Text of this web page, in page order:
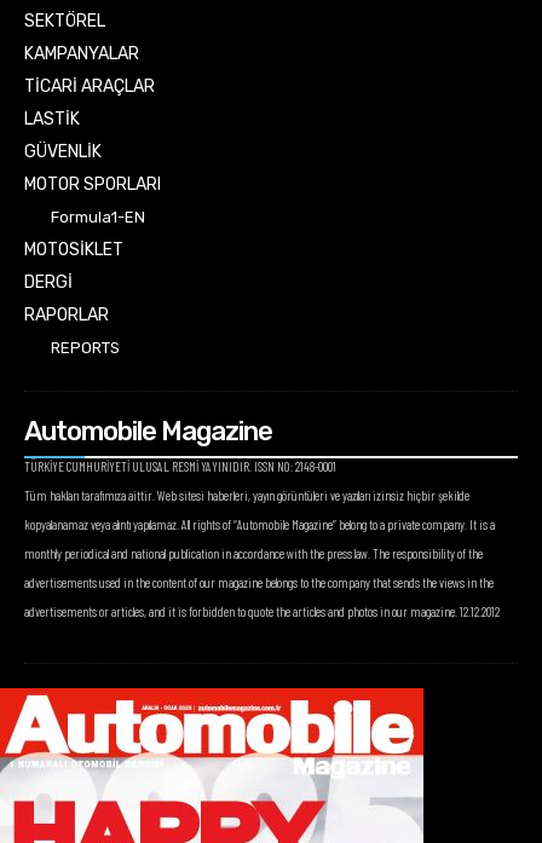
SEKTÖREL
KAMPANYALAR
TİCARİ ARAÇLAR
LASTİK
GÜVENLİK
MOTOR SPORLARI
Formula1-EN
MOTOSİKLET
DERGİ
RAPORLAR
REPORTS
Automobile Magazine
TÜRKİYE CUMHURİYETİ ULUSAL RESMİ YAYINIDIR. ISSN NO: 2148-0001
Tüm hakları tarafımıza aittir. Web sitesi haberleri, yayın görüntüleri ve yazıları izinsiz hiçbir şekilde
kopyalanamaz veya alıntı yapılamaz. All rights of “Automobile Magazine” belong to a private company. It is a
monthly periodical and national publication in accordance with the press law. The responsibility of the
advertisements used in the content of our magazine belongs to the company that sends the views in the
advertisements or articles, and it is forbidden to quote the articles and photos in our magazine. 12.12.2012